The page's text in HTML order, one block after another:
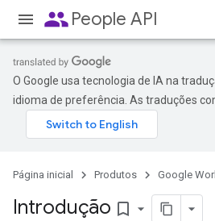
peoplePeople API
O Google usa tecnologia de IA na
idioma de preferência. As traduções
Página inicial Produtos Google
Introdução bookmark_border